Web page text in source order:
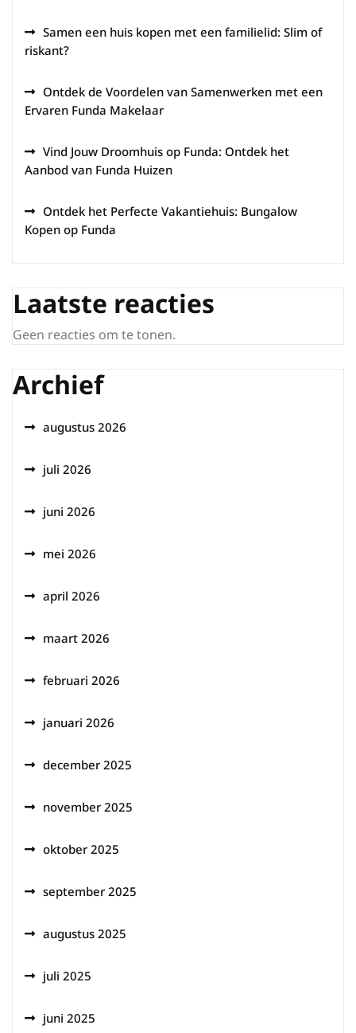
Samen een huis kopen met een familielid: Slim of
riskant?
Ontdek de Voordelen van Samenwerken met een
Ervaren Funda Makelaar
Vind Jouw Droomhuis op Funda: Ontdek het
Aanbod van Funda Huizen
Ontdek het Perfecte Vakantiehuis: Bungalow
Kopen op Funda
Laatste reacties
Geen reacties om te tonen.
Archief
augustus 2026
juli 2026
juni 2026
mei 2026
april 2026
maart 2026
februari 2026
januari 2026
december 2025
november 2025
oktober 2025
september 2025
augustus 2025
juli 2025
juni 2025